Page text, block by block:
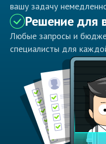
вашу задачу
Решение для
Любые запросы и
специалисты для